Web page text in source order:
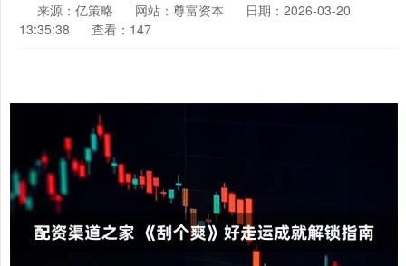
来源：亿策略 网站：尊富资本
日期：2026-03-20
13:35:38
查看：147